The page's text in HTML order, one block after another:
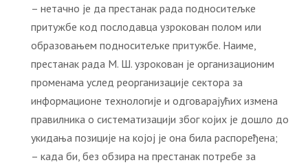
– нетачно је да престанак рада подноситељке
притужбе код послодавца узрокован полом или
образовањем подноситељке притужбе. Наиме,
престанак рада М. Ш. узрокован је организационим
променама услед реорганизације сектора за
информационе технологије и одговарајућих измена
правилника о систематизацији због којих је дошло до
укидања позиције на којој је она била распоређена;
– када би, без обзира на престанак потребе за